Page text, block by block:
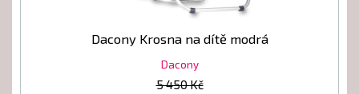
Dacony Krosna na dítě modrá
Dacony
5 450 Kč